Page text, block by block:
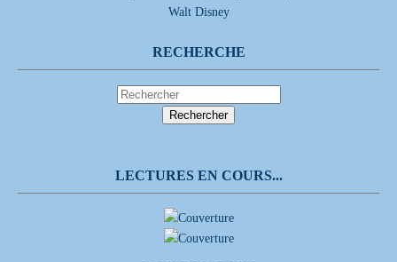
Walt Disney
RECHERCHE
LECTURES EN COURS...